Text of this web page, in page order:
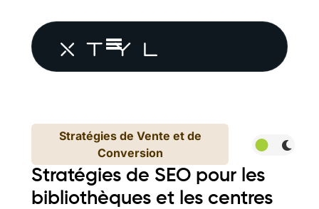
Stratégies de Vente et de
Conversion
Stratégies de SEO pour les
bibliothèques et les centres